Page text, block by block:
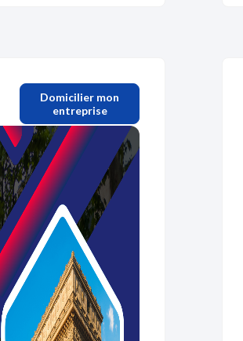
Domicilier mon
entreprise